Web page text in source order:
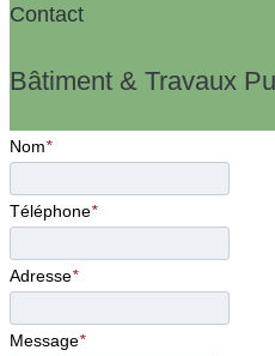
Contact
Bâtiment & Travaux
Nom*
Téléphone*
Adresse*
Message*